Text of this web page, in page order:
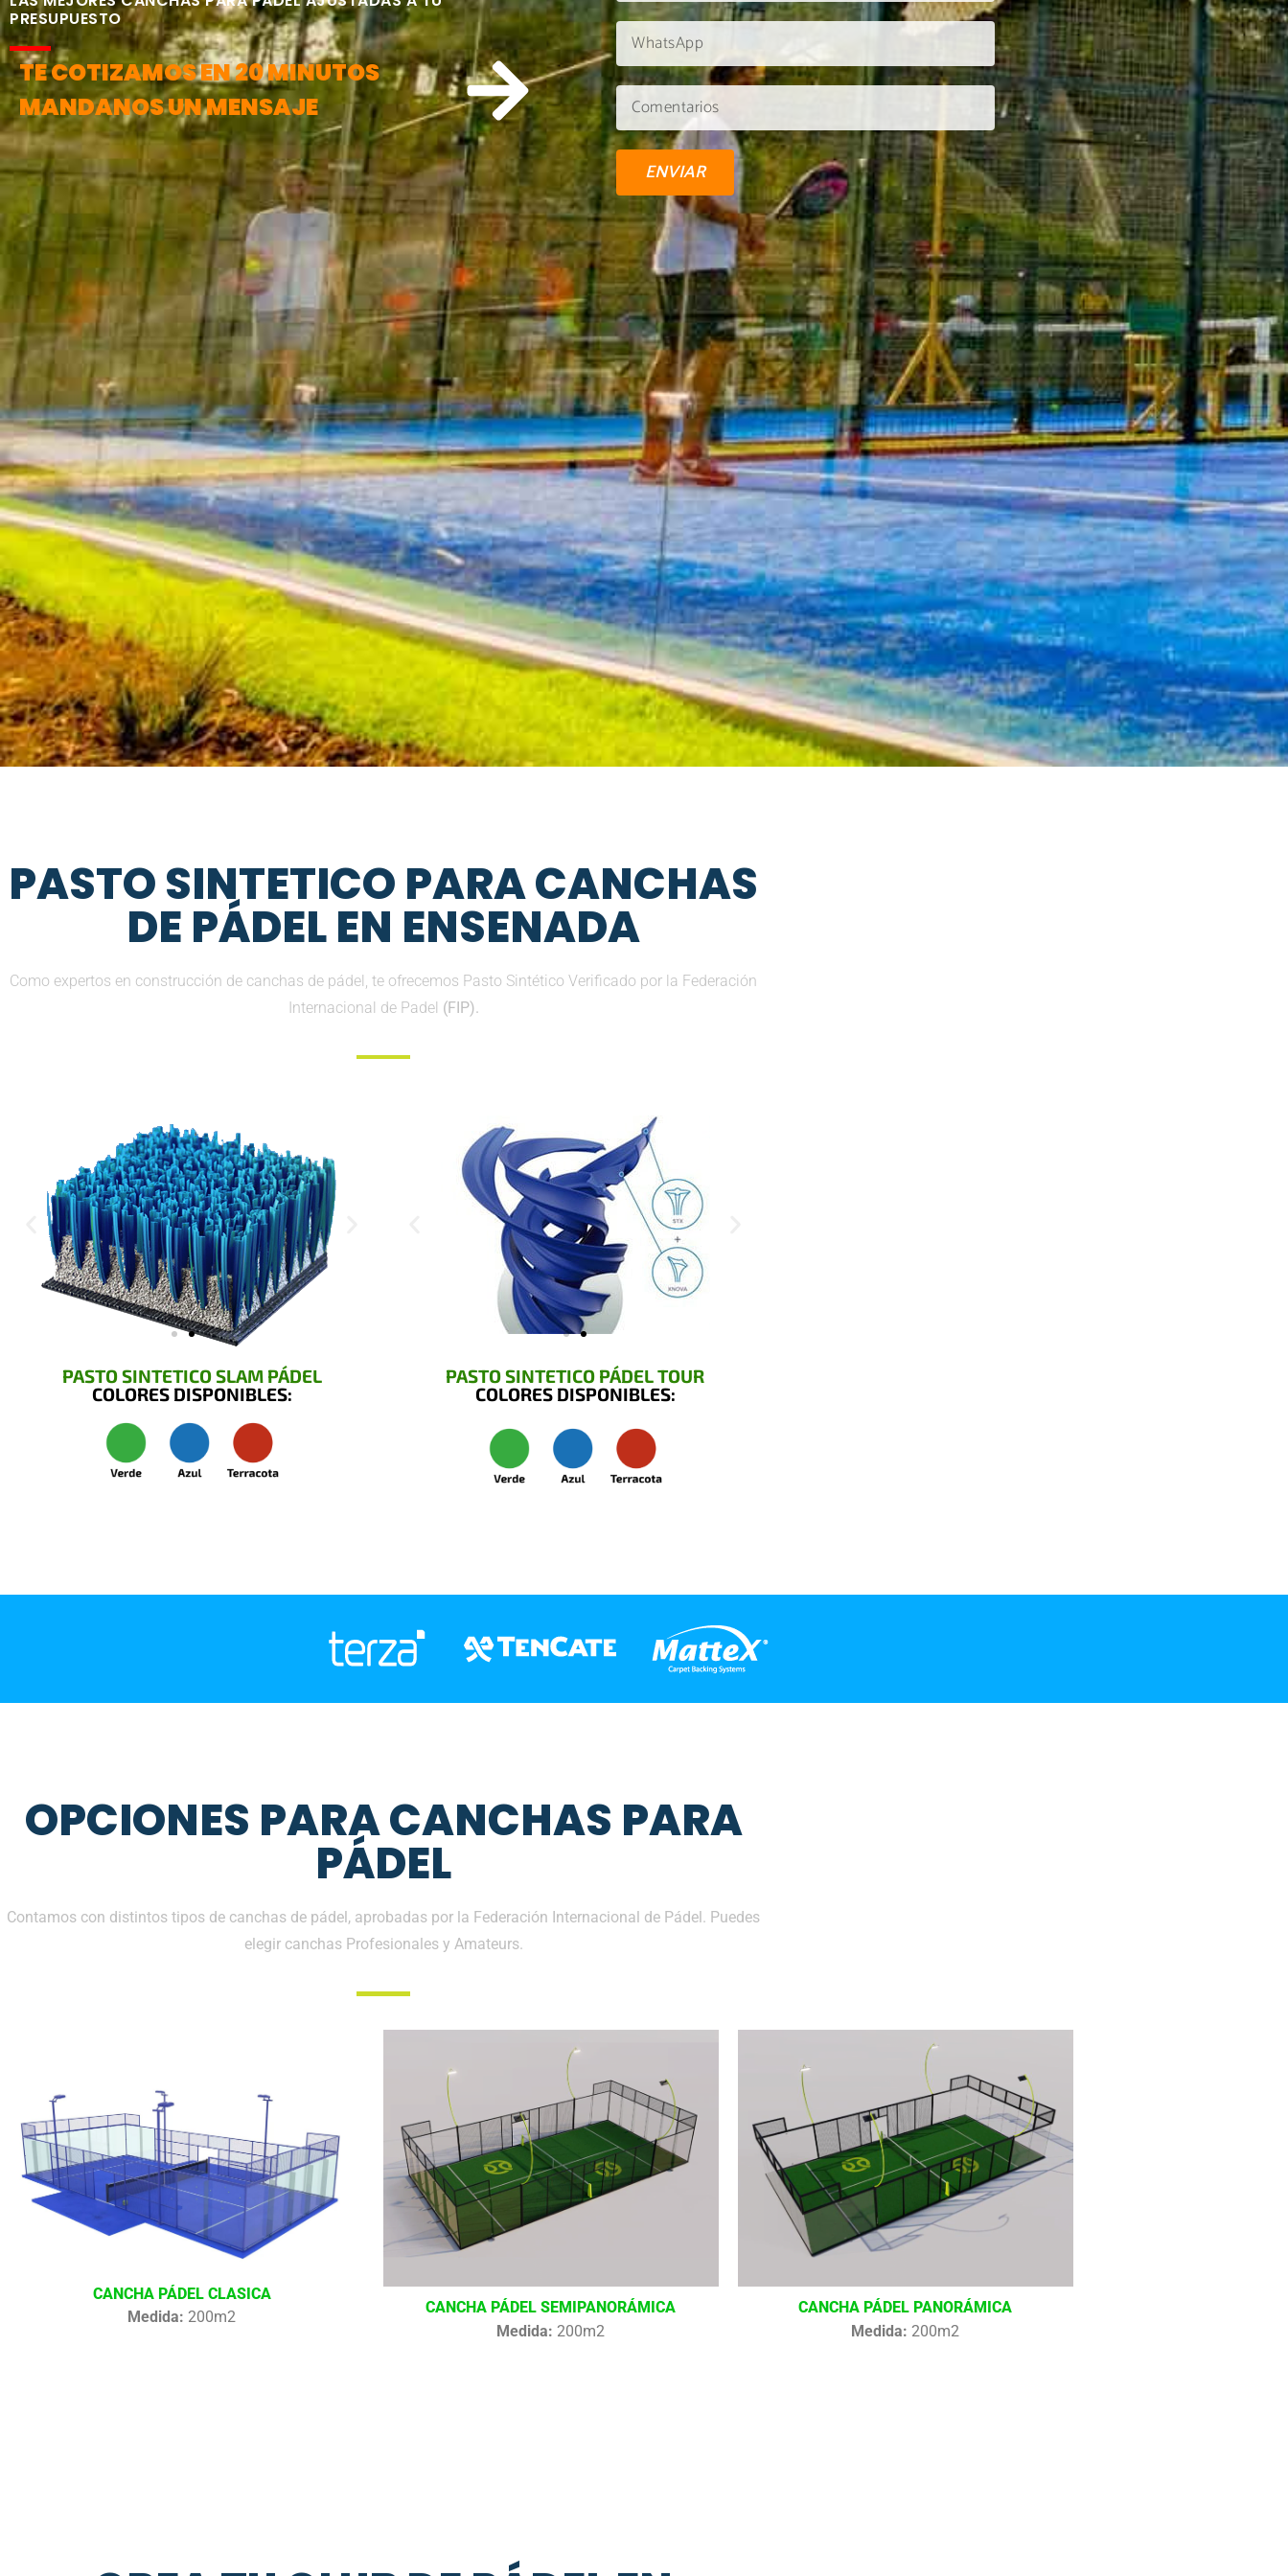
PRESUPUESTO
TE COTIZAMOS EN 20 MINUTOS
MANDANOS UN MENSAJE
ENVIAR
PASTO SINTETICO PARA CANCHAS
DE PÁDEL EN ENSENADA
Como expertos en construcción de canchas de pádel, te ofrecemos Pasto Sintético Verificado por la Federación
Internacional de Padel (FIP).
PASTO SINTETICO SLAM PÁDEL
COLORES DISPONIBLES:
PASTO SINTETICO PÁDEL TOUR
COLORES DISPONIBLES:
OPCIONES PARA CANCHAS PARA
PÁDEL
Contamos con distintos tipos de canchas de pádel, aprobadas por la Federación Internacional de Pádel. Puedes
elegir canchas Profesionales y Amateurs.
CANCHA PÁDEL CLASICA
Medida: 200m2
CANCHA PÁDEL SEMIPANORÁMICA
Medida: 200m2
CANCHA PÁDEL PANORÁMICA
Medida: 200m2